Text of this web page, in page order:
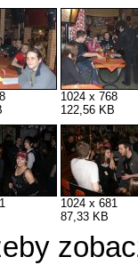
1024 x 768
122,56 KB
1024 x 681
87,33 KB